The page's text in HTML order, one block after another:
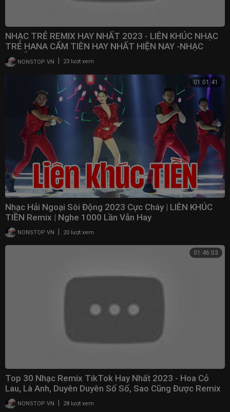
NHẠC TRẺ REMIX HAY NHẤT 2023 - LIÊN KHÚC NHẠC
TRẺ HANA CẨM TIÊN HAY NHẤT HIỆN NAY -NHẠC
TUYỂN CHỌN
NONSTOP VN 23 lượt xem
01:01:41
Nhạc Hải Ngoại Sôi Động 2023 Cực Cháy | LIÊN KHÚC
TIỀN Remix | Nghe 1000 Lần Vẫn Hay
NONSTOP VN 20 lượt xem
01:46:03
Top 30 Nhạc Remix TikTok Hay Nhất 2023 - Hoa Cỏ
Lau, Là Anh, Duyên Duyên Số Số, Sao Cũng Được Remix
NONSTOP VN 28 lượt xem